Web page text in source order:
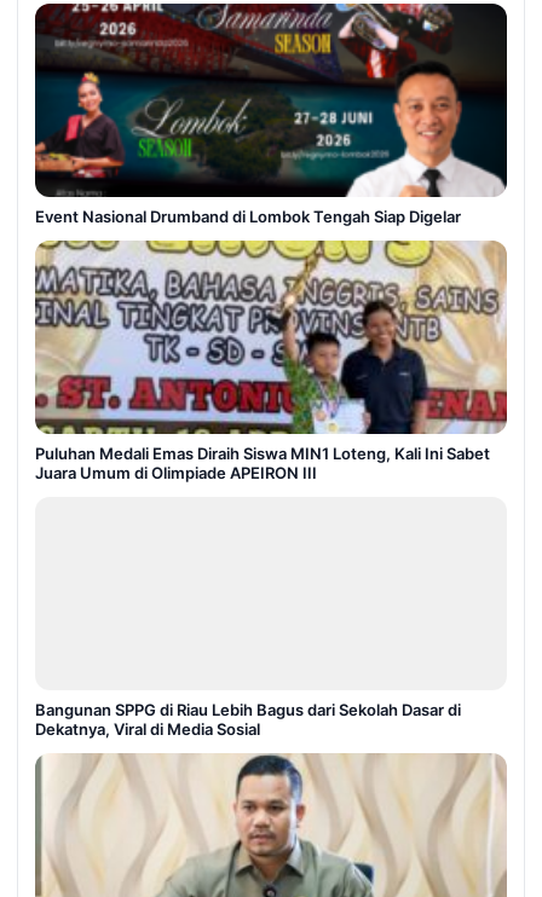
Event Nasional Drumband di Lombok Tengah Siap Digelar
Puluhan Medali Emas Diraih Siswa MIN1 Loteng, Kali Ini Sabet
Juara Umum di Olimpiade APEIRON III
Bangunan SPPG di Riau Lebih Bagus dari Sekolah Dasar di
Dekatnya, Viral di Media Sosial